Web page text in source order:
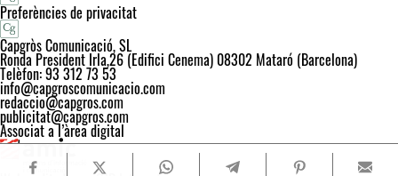
Preferències de privacitat
Capgròs Comunicació, SL
Ronda President Irla,26 (Edifici Cenema) 08302 Mataró (Barcelona)
Telèfon: 93 312 73 53
info@capgroscomunicacio.com
redaccio@capgros.com
publicitat@capgros.com
Associat a l’àrea digital